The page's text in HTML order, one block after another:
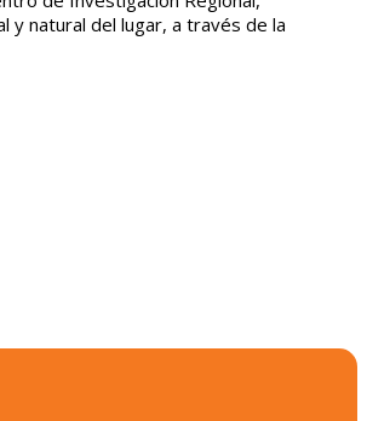
y natural del lugar, a través de la